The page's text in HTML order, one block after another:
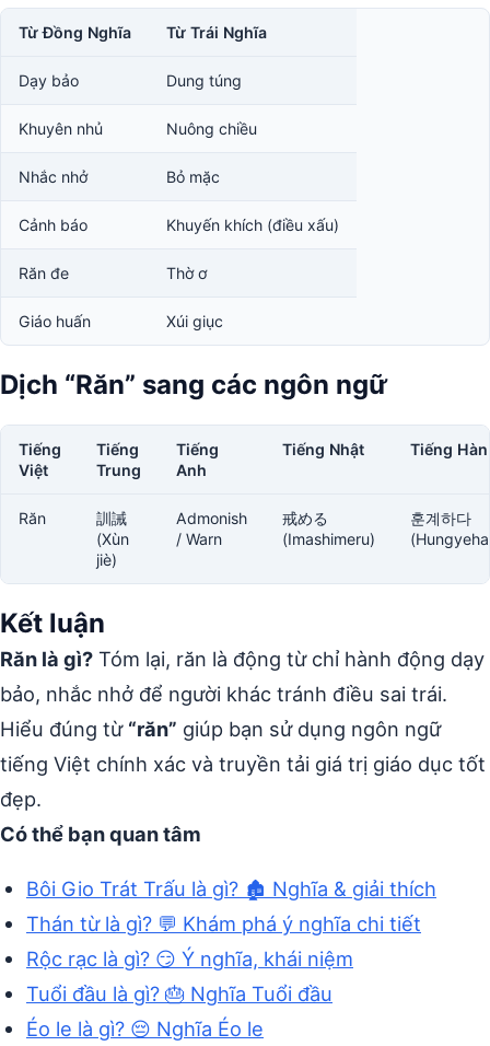
Từ Đồng Nghĩa Từ Trái Nghĩa
Dạy bảo Dung túng
Khuyên nhủ Nuông chiều
Nhắc nhở Bỏ mặc
Cảnh báo Khuyến khích (điều xấu)
Răn đe Thờ ơ
Giáo huấn Xúi giục
Dịch “Răn” sang các ngôn ngữ
Tiếng
Việt
Tiếng
Trung
Tiếng
Anh
Tiếng Nhật Tiếng Hàn
Răn
訓誡
(Xùn
jiè)
Admonish
/ Warn
戒める
(Imashimeru)
훈계하다
Kết luận
Răn là gì? Tóm lại, răn là động từ chỉ hành động dạy
bảo, nhắc nhở để người khác tránh điều sai trái.
Hiểu đúng từ “răn” giúp bạn sử dụng ngôn ngữ
tiếng Việt chính xác và truyền tải giá trị giáo dục tốt
đẹp.
Có thể bạn quan tâm
Bôi Gio Trát Trấu là gì? 🏚️ Nghĩa & giải thích
Thán từ là gì? 💬 Khám phá ý nghĩa chi tiết
Rộc rạc là gì? 😏 Ý nghĩa, khái niệm
Tuổi đầu là gì? 🎂 Nghĩa Tuổi đầu
Éo le là gì? 😔 Nghĩa Éo le